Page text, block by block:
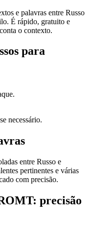
e palavras entre Russo
É rápido, gratuito e
o contexto.
para
necessário.
entre Russo e
pertinentes e várias
com precisão.
precisão